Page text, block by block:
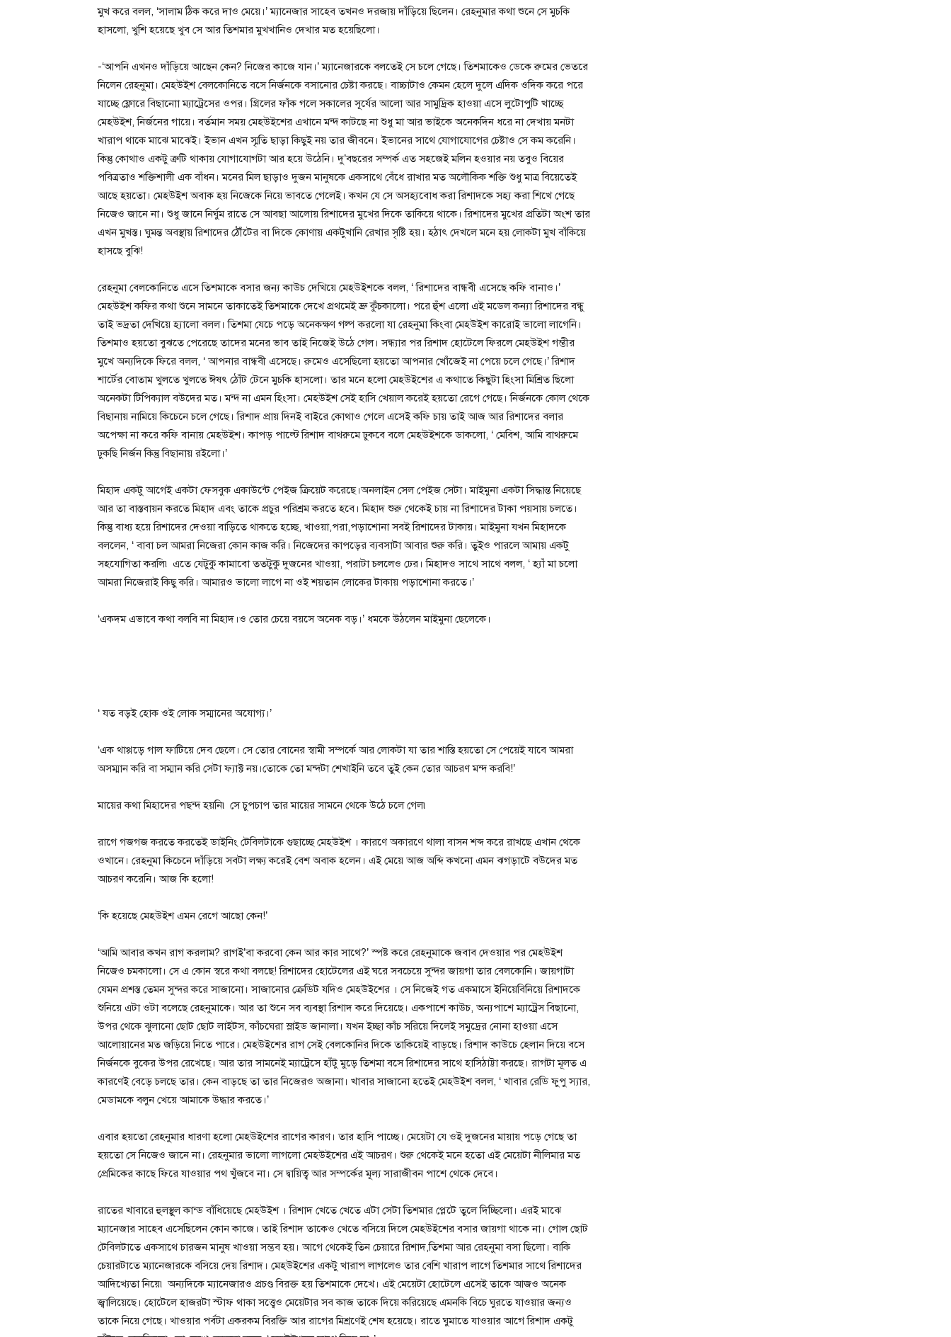
মুখ করে বলল, ‘সালাম ঠিক করে দাও মেয়ে।’ ম্যানেজার সাহেব তখনও দরজায় দাঁড়িয়ে ছিলেন। রেহনুমার কথা শুনে সে মুচকি
হাসলো, খুশি হয়েছে খুব সে আর তিশমার মুখখানিও দেখার মত হয়েছিলো।
-‘আপনি এখনও দাঁড়িয়ে আছেন কেন? নিজের কাজে যান।’ ম্যানেজারকে বলতেই সে চলে গেছে। তিশমাকেও ডেকে রুমের ভেতরে
নিলেন রেহনুমা। মেহউইশ বেলকোনিতে বসে নির্জনকে বসানোর চেষ্টা করছে। বাচ্চাটাও কেমন হেলে দুলে এদিক ওদিক করে পরে
যাচ্ছে ফ্লোরে বিছানাো ম্যাট্রেসের ওপর। গ্রিলের ফাঁক গলে সকালের সূর্যের আলো আর সামুদ্রিক হাওয়া এসে লুটোপুটি খাচ্ছে
মেহউইশ, নির্জনের গায়ে। বর্তমান সময় মেহউইশের এখানে মন্দ কাটছে না শুধু মা আর ভাইকে অনেকদিন ধরে না দেখায় মনটা
খারাপ থাকে মাঝে মাঝেই। ইভান এখন স্মৃতি ছাড়া কিছুই নয় তার জীবনে। ইভানের সাথে যোগাযোগের চেষ্টাও সে কম করেনি।
কিন্তু কোথাও একটু ত্রুটি থাকায় যোগাযোগটা আর হয়ে উঠেনি। দু’বছরের সম্পর্ক এত সহজেই মলিন হওয়ার নয় তবুও বিয়ের
পবিত্রতাও শক্তিশালী এক বাঁধন। মনের মিল ছাড়াও দুজন মানুষকে একসাথে বেঁধে রাখার মত অলৌকিক শক্তি শুধু মাত্র বিয়েতেই
আছে হয়তো। মেহউইশ অবাক হয় নিজেকে নিয়ে ভাবতে গেলেই। কখন যে সে অসহ্যবোধ করা রিশাদকে সহ্য করা শিখে গেছে
নিজেও জানে না। শুধু জানে নির্ঘুম রাতে সে আবছা আলোয় রিশাদের মুখের দিকে তাকিয়ে থাকে। রিশাদের মুখের প্রতিটা অংশ তার
এখন মুখস্ত। ঘুমন্ত অবস্থায় রিশাদের ঠৌঁটের বা দিকে কোণায় একটুখানি রেখার সৃষ্টি হয়। হঠাৎ দেখলে মনে হয় লোকটা মুখ বাঁকিয়ে
হাসছে বুঝি!
রেহনুমা বেলকোনিতে এসে তিশমাকে বসার জন্য কাউচ দেখিয়ে মেহউইশকে বলল, ‘ রিশাদের বান্ধবী এসেছে কফি বানাও।’
মেহউইশ কফির কথা শুনে সামনে তাকাতেই তিশমাকে দেখে প্রথমেই ভ্রু কুঁচকালো। পরে হুঁশ এলো এই মডেল কন্যা রিশাদের বন্ধু
তাই ভদ্রতা দেখিয়ে হ্যালো বলল। তিশমা যেচে পড়ে অনেকক্ষণ গল্প করলো যা রেহনুমা কিংবা মেহউইশ কারোই ভালো লাগেনি।
তিশমাও হয়তো বুঝতে পেরেছে তাদের মনের ভাব তাই নিজেই উঠে গেল। সন্ধ্যার পর রিশাদ হোটেলে ফিরলে মেহউইশ গম্ভীর
মুখে অন্যদিকে ফিরে বলল, ‘ আপনার বান্ধবী এসেছে। রুমেও এসেছিলো হয়তো আপনার খোঁজেই না পেয়ে চলে গেছে।’ রিশাদ
শার্টের বোতাম খুলতে খুলতে ঈষৎ ঠোঁট টেনে মুচকি হাসলো। তার মনে হলো মেহউইশের এ কথাতে কিছুটা হিংসা মিশ্রিত ছিলো
অনেকটা টিপিক্যাল বউদের মত। মন্দ না এমন হিংসা। মেহউইশ সেই হাসি খেয়াল করেই হয়তো রেগে গেছে। নির্জনকে কোল থেকে
বিছানায় নামিয়ে কিচেনে চলে গেছে। রিশাদ প্রায় দিনই বাইরে কোথাও গেলে এসেই কফি চায় তাই আজ আর রিশাদের বলার
অপেক্ষা না করে কফি বানায় মেহউইশ। কাপড় পাল্টে রিশাদ বাথরুমে ঢুকবে বলে মেহউইশকে ডাকলো, ‘ মেবিশ, আমি বাথরুমে
ঢুকছি নির্জন কিন্তু বিছানায় রইলো।’
মিহাদ একটু আগেই একটা ফেসবুক একাউন্টে পেইজ ক্রিয়েট করেছে।অনলাইন সেল পেইজ সেটা। মাইমুনা একটা সিদ্ধান্ত নিয়েছে
আর তা বাস্তবায়ন করতে মিহাদ এবং তাকে প্রচুর পরিশ্রম করতে হবে। মিহাদ শুরু থেকেই চায় না রিশাদের টাকা পয়সায় চলতে।
কিন্তু বাধ্য হয়ে রিশাদের দেওয়া বাড়িতে থাকতে হচ্ছে, খাওয়া,পরা,পড়াশোনা সবই রিশাদের টাকায়। মাইমুনা যখন মিহাদকে
বললেন, ‘ বাবা চল আমরা নিজেরা কোন কাজ করি। নিজেদের কাপড়ের ব্যবসাটা আবার শুরু করি। তুইও পারলে আমায় একটু
সহযোগিতা করলি৷ এতে যেটুকু কামাবো ততটুকু দুজনের খাওয়া, পরাটা চললেও ঢের। মিহাদও সাথে সাথে বলল, ‘ হ্যাঁ মা চলো
আমরা নিজেরাই কিছু করি। আমারও ভালো লাগে না ওই শয়তান লোকের টাকায় পড়াশোনা করতে।’
‘একদম এভাবে কথা বলবি না মিহাদ।ও তোর চেয়ে বয়সে অনেক বড়।’ ধমকে উঠলেন মাইমুনা ছেলেকে।
‘ যত বড়ই হোক ওই লোক সম্মানের অযোগ্য।’
‘এক থাপ্পড়ে গাল ফাটিয়ে দেব ছেলে। সে তোর বোনের স্বামী সম্পর্কে আর লোকটা যা তার শাস্তি হয়তো সে পেয়েই যাবে আমরা
অসম্মান করি বা সম্মান করি সেটা ফ্যাক্ট নয়।তোকে তো মন্দটা শেখাইনি তবে তুই কেন তোর আচরণ মন্দ করবি!’
মায়ের কথা মিহাদের পছন্দ হয়নি৷ সে চুপচাপ তার মায়ের সামনে থেকে উঠে চলে গেল৷
রাগে গজগজ করতে করতেই ডাইনিং টেবিলটাকে গুছাচ্ছে মেহউইশ । কারণে অকারণে থালা বাসন শব্দ করে রাখছে এখান থেকে
ওখানে। রেহনুমা কিচেনে দাঁড়িয়ে সবটা লক্ষ্য করেই বেশ অবাক হলেন। এই মেয়ে আজ অব্দি কখনো এমন ঝগড়াটে বউদের মত
আচরণ করেনি। আজ কি হলো!
‘কি হয়েছে মেহউইশ এমন রেগে আছো কেন!’
‘আমি আবার কখন রাগ করলাম? রাগই’বা করবো কেন আর কার সাথে?’ স্পষ্ট করে রেহনুমাকে জবাব দেওয়ার পর মেহউইশ
নিজেও চমকালো। সে এ কোন স্বরে কথা বলছে! রিশাদের হোটেলের এই ঘরে সবচেয়ে সুন্দর জায়গা তার বেলকোনি। জায়গাটা
যেমন প্রশস্ত তেমন সুন্দর করে সাজানো। সাজানোর ক্রেডিট যদিও মেহউইশের । সে নিজেই গত একমাসে ইনিয়েবিনিয়ে রিশাদকে
শুনিয়ে এটা ওটা বলেছে রেহনুমাকে। আর তা শুনে সব ব্যবস্থা রিশাদ করে দিয়েছে। একপাশে কাউচ, অন্যপাশে ম্যাট্রেস বিছানো,
উপর থেকে ঝুলানো ছোট ছোট লাইটস, কাঁচঘেরা স্লাইড জানালা। যখন ইচ্ছা কাঁচ সরিয়ে দিলেই সমুদ্রের নোনা হাওয়া এসে
আলোয়ানের মত জড়িয়ে নিতে পারে। মেহউইশের রাগ সেই বেলকোনির দিকে তাকিয়েই বাড়ছে। রিশাদ কাউচে হেলান দিয়ে বসে
নির্জনকে বুকের উপর রেখেছে। আর তার সামনেই ম্যাট্রেসে হাঁটু মুড়ে তিশমা বসে রিশাদের সাথে হাসিঠাট্টা করছে। রাগটা মূলত এ
কারণেই বেড়ে চলছে তার। কেন বাড়ছে তা তার নিজেরও অজানা। খাবার সাজানো হতেই মেহউইশ বলল, ‘ খাবার রেডি ফুপু স্যার,
মেডামকে বলুন খেয়ে আমাকে উদ্ধার করতে।’
এবার হয়তো রেহনুমার ধারণা হলো মেহউইশের রাগের কারণ। তার হাসি পাচ্ছে। মেয়েটা যে ওই দুজনের মায়ায় পড়ে গেছে তা
হয়তো সে নিজেও জানে না। রেহনুমার ভালো লাগলো মেহউইশের এই আচরণ। শুরু থেকেই মনে হতো এই মেয়েটা নীলিমার মত
প্রেমিকের কাছে ফিরে যাওয়ার পথ খুঁজবে না। সে দ্বায়িত্ব আর সম্পর্কের মূল্য সারাজীবন পাশে থেকে দেবে।
রাতের খাবারে হুলস্থুল কান্ড বাঁধিয়েছে মেহউইশ । রিশাদ খেতে খেতে এটা সেটা তিশমার প্লেটে তুলে দিচ্ছিলো। এরই মাঝে
ম্যানেজার সাহেব এসেছিলেন কোন কাজে। তাই রিশাদ তাকেও খেতে বসিয়ে দিলে মেহউইশের বসার জায়গা থাকে না। গোল ছোট
টেবিলটাতে একসাথে চারজন মানুষ খাওয়া সম্ভব হয়। আগে থেকেই তিন চেয়ারে রিশাদ,তিশমা আর রেহনুমা বসা ছিলো। বাকি
চেয়ারটাতে ম্যানেজারকে বসিয়ে দেয় রিশাদ। মেহউইশের একটু খারাপ লাগলেও তার বেশি খারাপ লাগে তিশমার সাথে রিশাদের
আদিখ্যেতা নিয়ে৷ অন্যদিকে ম্যানেজারও প্রচণ্ড বিরক্ত হয় তিশমাকে দেখে। এই মেয়েটা হোটেলে এসেই তাকে আজও অনেক
জ্বালিয়েছে। হোটেলে হাজরটা স্টাফ থাকা সত্ত্বেও মেয়েটার সব কাজ তাকে দিয়ে করিয়েছে এমনকি বিচে ঘুরতে যাওয়ার জন্যও
তাকে নিয়ে গেছে। খাওয়ার পর্বটা একরকম বিরক্তি আর রাগের মিশ্রণেই শেষ হয়েছে। রাতে ঘুমাতে যাওয়ার আগে রিশাদ একটু